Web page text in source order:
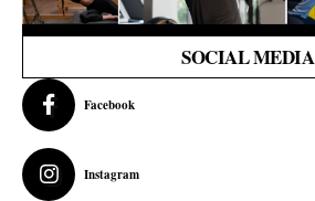
SOCIAL MEDIA
Facebook
Instagram